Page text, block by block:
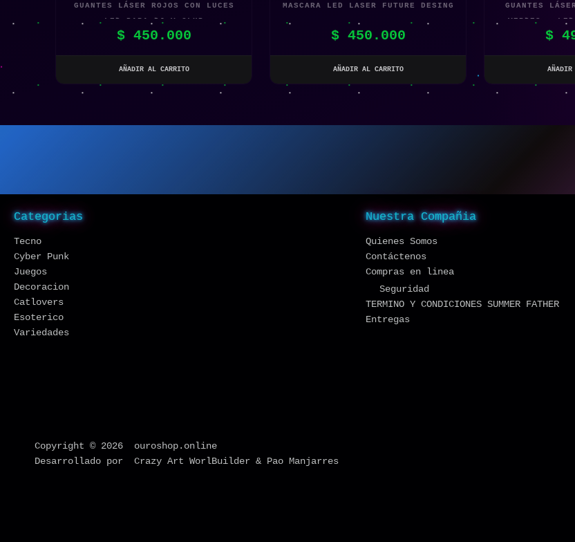
GUANTES LÁSER ROJOS CON LUCES
LED PARA DJ Y CLUB
$450.000
AÑADIR AL CARRITO
MASCARA LED LASER FUTURE DESING
$450.000
AÑADIR AL CARRITO
GUANTES
VERDES – LED
FIESTA Y
$
Categorias
Tecno
Cyber Punk
Juegos
Decoracion
Catlovers
Esoterico
Variedades
Nuestra Compañia
Quienes Somos
Contáctenos
Compras en linea
Seguridad
TERMINO Y CONDICIONES SUMMER FATHER
Entregas
Copyright © 2026 ouroshop.online
Desarrollado por Crazy Art WorlBuilder & Pao Manjarres